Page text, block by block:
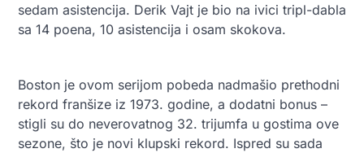
sedam asistencija. Derik Vajt je bio na ivici tripl-dabla
sa 14 poena, 10 asistencija i osam skokova.
Boston je ovom serijom pobeda nadmašio prethodni
rekord franšize iz 1973. godine, a dodatni bonus –
stigli su do neverovatnog 32. trijumfa u gostima ove
sezone, što je novi klupski rekord. Ispred su sada